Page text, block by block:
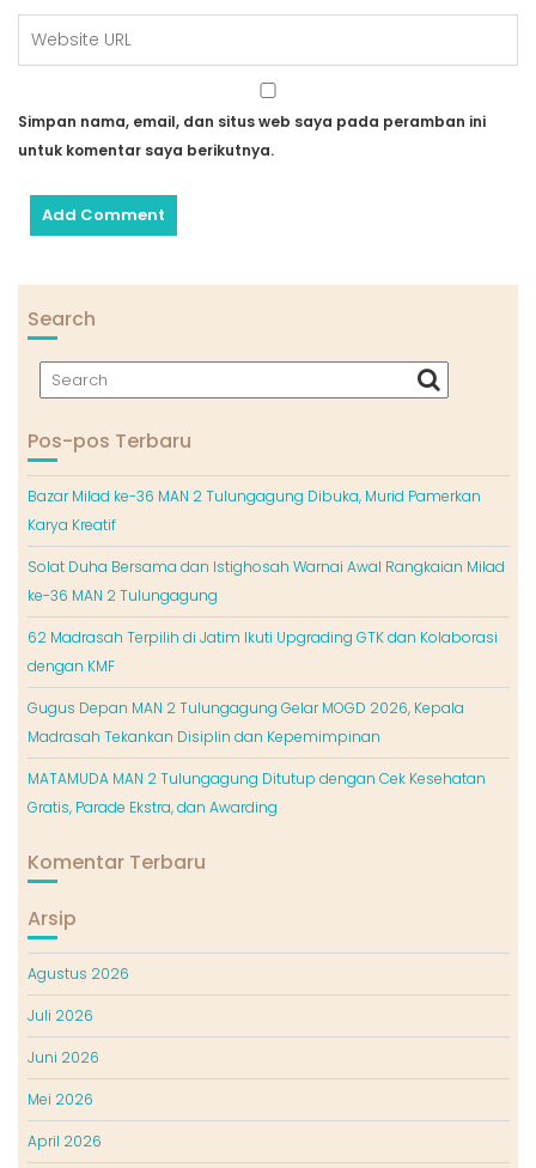
Simpan nama, email, dan situs web saya pada peramban ini
untuk komentar saya berikutnya.
Search
Pos-pos Terbaru
Bazar Milad ke-36 MAN 2 Tulungagung Dibuka, Murid Pamerkan
Karya Kreatif
Solat Duha Bersama dan Istighosah Warnai Awal Rangkaian Milad
ke-36 MAN 2 Tulungagung
62 Madrasah Terpilih di Jatim Ikuti Upgrading GTK dan Kolaborasi
dengan KMF
Gugus Depan MAN 2 Tulungagung Gelar MOGD 2026, Kepala
Madrasah Tekankan Disiplin dan Kepemimpinan
MATAMUDA MAN 2 Tulungagung Ditutup dengan Cek Kesehatan
Gratis, Parade Ekstra, dan Awarding
Komentar Terbaru
Arsip
Agustus 2026
Juli 2026
Juni 2026
Mei 2026
April 2026